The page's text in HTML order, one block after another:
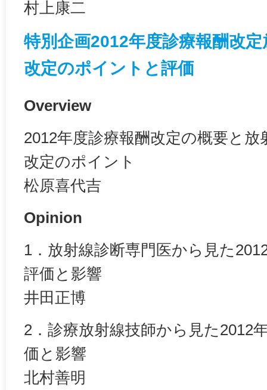
村上康二
特別企画2012年度診療報酬改
改定のポイントと評価
Overview
2012年度診療報酬改定の概要と
改定のポイント
松原喜代吉
Opinion
1．放射線診断専門医から見た
評価と影響
井田正博
2．診療放射線技師から見た2012
価と影響
北村善明